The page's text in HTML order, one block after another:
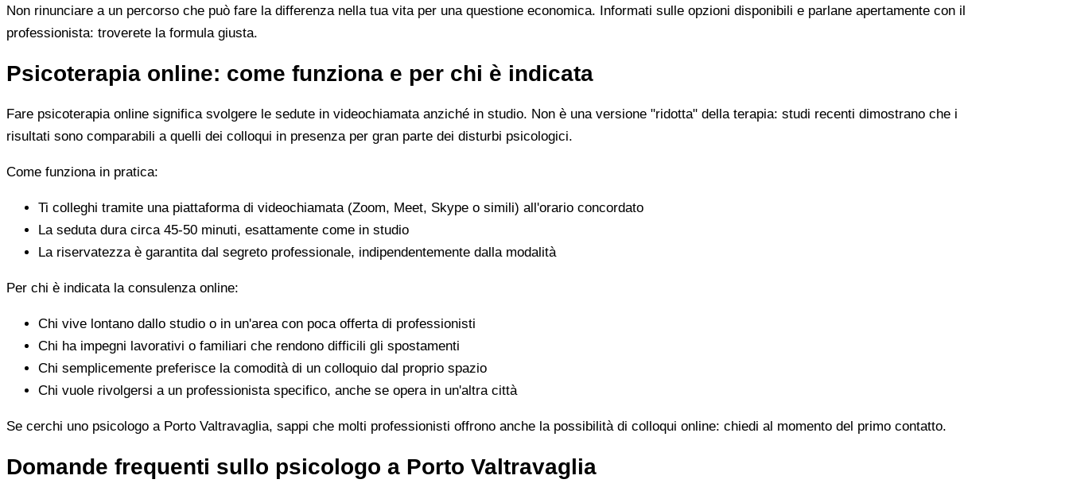
Non rinunciare a un percorso che può fare la differenza nella tua vita per una questione economica. Informati sulle opzioni disponibili e parlane apertamente con il
professionista: troverete la formula giusta.
Psicoterapia online: come funziona e per chi è indicata
Fare psicoterapia online significa svolgere le sedute in videochiamata anziché in studio. Non è una versione "ridotta" della terapia: studi recenti dimostrano che i
risultati sono comparabili a quelli dei colloqui in presenza per gran parte dei disturbi psicologici.
Come funziona in pratica:
Ti colleghi tramite una piattaforma di videochiamata (Zoom, Meet, Skype o simili) all'orario concordato
La seduta dura circa 45-50 minuti, esattamente come in studio
La riservatezza è garantita dal segreto professionale, indipendentemente dalla modalità
Per chi è indicata la consulenza online:
Chi vive lontano dallo studio o in un'area con poca offerta di professionisti
Chi ha impegni lavorativi o familiari che rendono difficili gli spostamenti
Chi semplicemente preferisce la comodità di un colloquio dal proprio spazio
Chi vuole rivolgersi a un professionista specifico, anche se opera in un'altra città
Se cerchi uno psicologo a Porto Valtravaglia, sappi che molti professionisti offrono anche la possibilità di colloqui online: chiedi al momento del primo contatto.
Domande frequenti sullo psicologo a Porto Valtravaglia